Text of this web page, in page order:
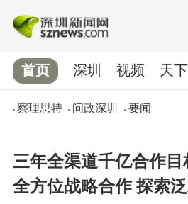
首页
察理思特 问政深圳 要闻
深圳 视频 天下
三年全渠道千亿合作
全方位战略合作 探索